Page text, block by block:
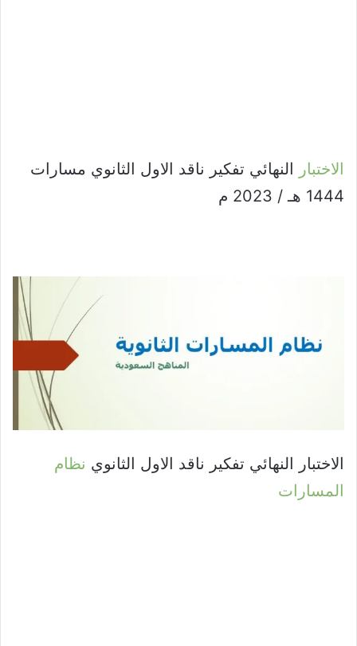
الاختبار النهائي تفكير ناقد الاول الثانوي مسارات
1444 هـ / 2023 م
الاختبار النهائي تفكير ناقد الاول الثانوي نظام
المسارات